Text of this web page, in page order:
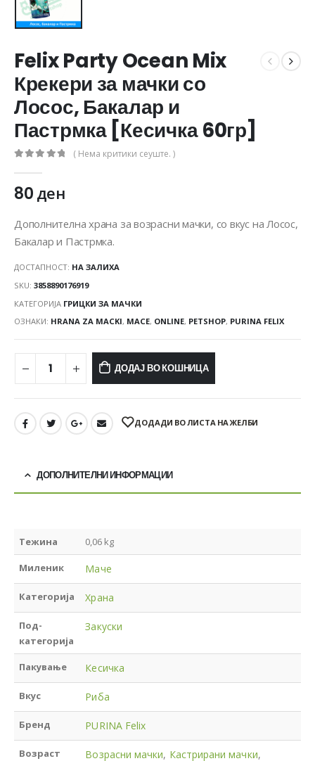
Felix Party Ocean Mix
Крекери за мачки со
Лосос, Бакалар и
Пастрмка [Кесичка 60гр]
( Нема критики сеуште. )
80ден
Дополнителна храна за возрасни мачки, со вкус на Лосос,
Бакалар и Пастрмка.
ДОСТАПНОСТ: НА ЗАЛИХА
SKU: 3858890176919
КАТЕГОРИЈА ГРИЦКИ ЗА МАЧКИ
ОЗНАКИ: HRANA ZA MACKI, MACE, ONLINE, PETSHOP, PURINA FELIX
ДОДАЈ ВО КОШНИЦА
ДОДАДИ ВО ЛИСТА НА ЖЕЛБИ
ДОПОЛНИТЕЛНИ ИНФОРМАЦИИ
Тежина 0,06 kg
Миленик Маче
Категорија Храна
Под-
категорија
Закуски
Пакување Кесичка
Вкус Риба
Бренд PURINA Felix
Возраст Возрасни мачки, Кастрирани мачки,